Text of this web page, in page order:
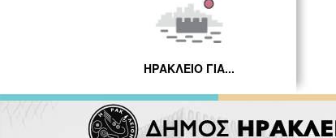
ΗΡΑΚΛΕΙΟ ΓΙΑ...